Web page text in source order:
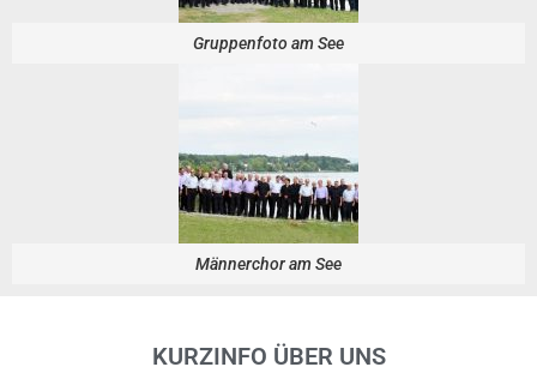
Gruppenfoto am See
Männerchor am See
KURZINFO ÜBER UNS